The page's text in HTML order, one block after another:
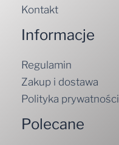
Kontakt
Informacje
Regulamin
Zakup i dostawa
Polityka prywatności
Polecane